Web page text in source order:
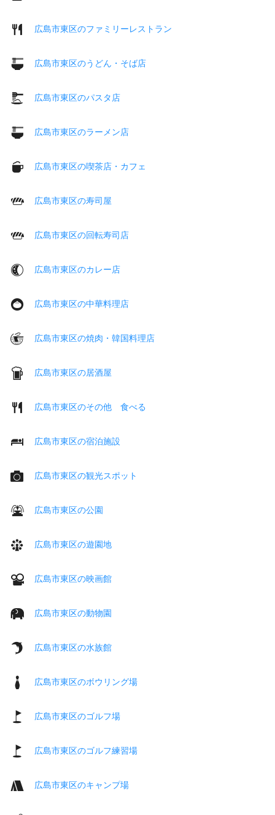
広島市東区のファミリーレストラン
広島市東区のうどん・そば店
広島市東区のパスタ店
広島市東区のラーメン店
広島市東区の喫茶店・カフェ
広島市東区の寿司屋
広島市東区の回転寿司店
広島市東区のカレー店
広島市東区の中華料理店
広島市東区の焼肉・韓国料理店
広島市東区の居酒屋
広島市東区のその他 食べる
広島市東区の宿泊施設
広島市東区の観光スポット
広島市東区の公園
広島市東区の遊園地
広島市東区の映画館
広島市東区の動物園
広島市東区の水族館
広島市東区のボウリング場
広島市東区のゴルフ場
広島市東区のゴルフ練習場
広島市東区のキャンプ場